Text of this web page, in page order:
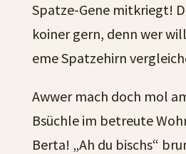
Spatze-Gene mitkriegt!
koiner gern, denn wer
eme Spatzehirn
Awwer mach doch mol
Bsüchle im betreute
Berta! „Ah du bischs“